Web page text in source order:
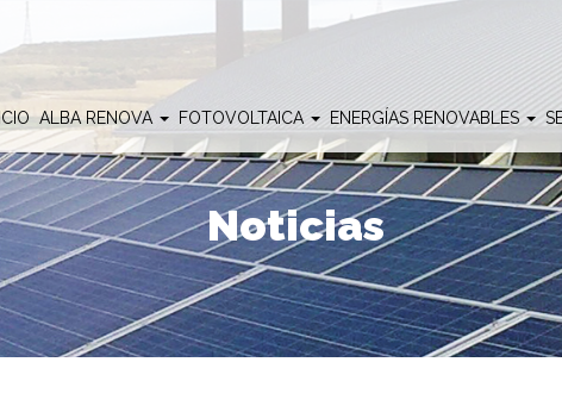
ALBA RENOVA FOTOVOLTAICA ENERGÍAS RENOVABLES
Noticias